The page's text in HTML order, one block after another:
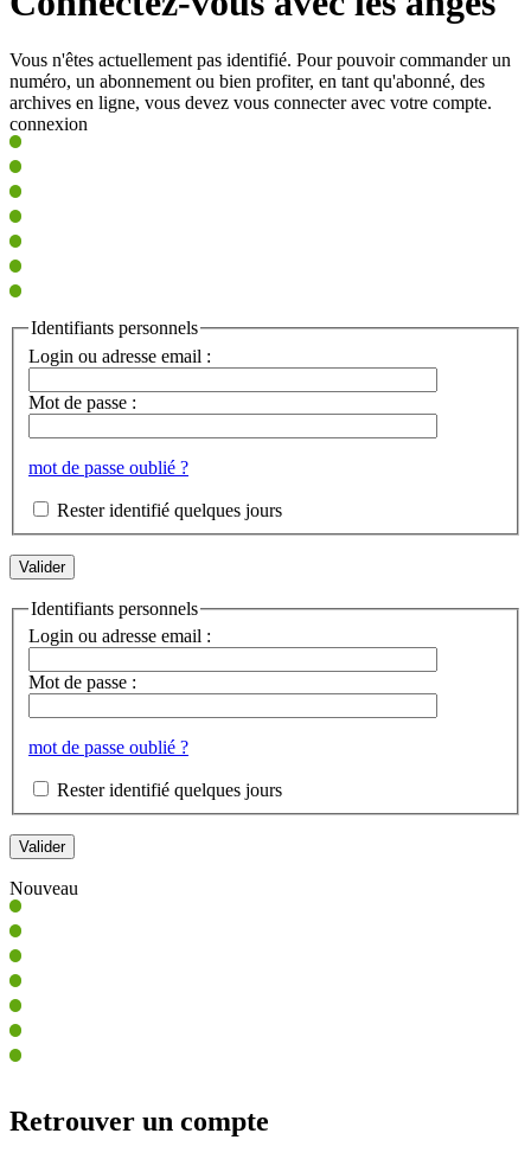
Vous n'êtes actuellement pas identifié. Pour pouvoir commander un
numéro, un abonnement ou bien profiter, en tant qu'abonné, des
archives en ligne, vous devez vous connecter avec votre compte.
connexion
Identifiants personnels
Login ou adresse email :
Mot de passe :
mot de passe oublié ?
Rester identifié quelques jours
Identifiants personnels
Login ou adresse email :
Mot de passe :
mot de passe oublié ?
Rester identifié quelques jours
Nouveau
Retrouver un compte